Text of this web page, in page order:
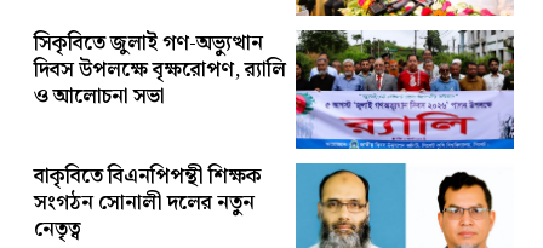
সিকৃবিতে জুলাই গণ-অভ্যুত্থান
দিবস উপলক্ষে বৃক্ষরোপণ, র‍্যালি
ও আলোচনা সভা
বাকৃবিতে বিএনপিপন্থী শিক্ষক
সংগঠন সোনালী দলের নতুন
নেতৃত্ব